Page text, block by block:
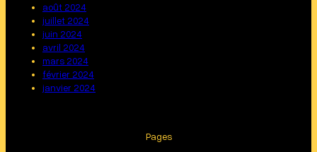
août 2024
juillet 2024
juin 2024
avril 2024
mars 2024
février 2024
janvier 2024
Pages